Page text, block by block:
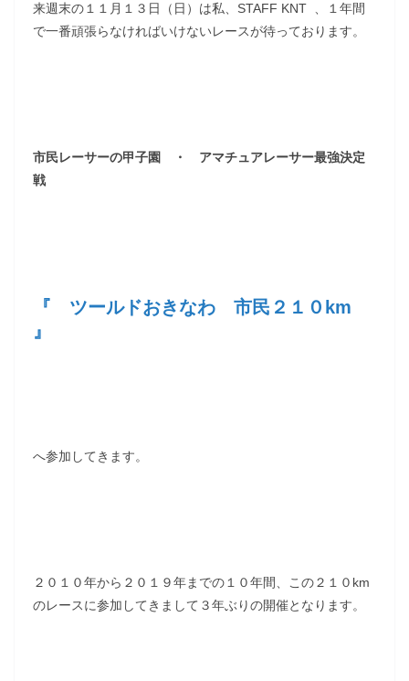
来週末の１１月１３日（日）は私、STAFF KNT 、１年間
で一番頑張らなければいけないレースが待っております。
市民レーサーの甲子園 ・ アマチュアレーサー最強決定
戦
『 ツールドおきなわ 市民２１０km
』
へ参加してきます。
２０１０年から２０１９年までの１０年間、この２１０km
のレースに参加してきまして３年ぶりの開催となります。